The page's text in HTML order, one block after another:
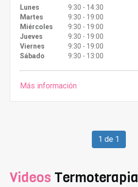
Lunes
9:30 - 14:30
Martes
9:30 - 19:00
Miércoles
9:30 - 19:00
Jueves
9:30 - 19:00
Viernes
9:30 - 19:00
Sábado
9:30 - 13:00
Más información
1 de 1
Videos Termoterapia